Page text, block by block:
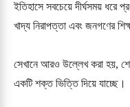
ইতিহাসে সবচেয়ে দীর্ঘসময় ধরে
খাদ্য নিরাপত্তা এবং জনগণের
সেখানে আরও উল্লেখ করা হয়, শেখ
একটি শক্ত ভিত্তি দিয়ে যাচ্ছে।